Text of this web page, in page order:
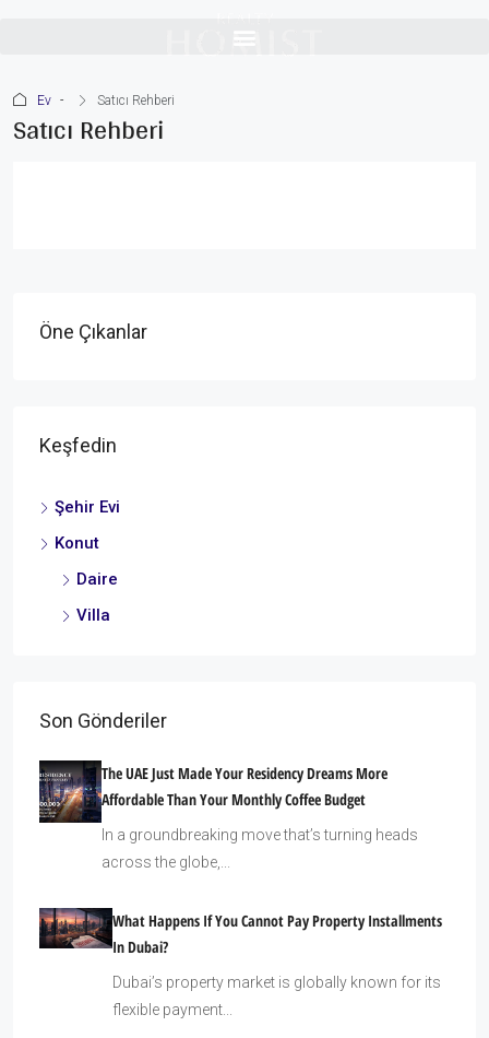
Ev Satıcı Rehberi
Satıcı Rehberi
Öne Çıkanlar
Keşfedin
Şehir Evi
Konut
Daire
Villa
Son Gönderiler
The UAE Just Made Your Residency Dreams More
Affordable Than Your Monthly Coffee Budget
In a groundbreaking move that’s turning heads
across the globe,...
What Happens If You Cannot Pay Property Installments
In Dubai?
Dubai’s property market is globally known for its
flexible payment...